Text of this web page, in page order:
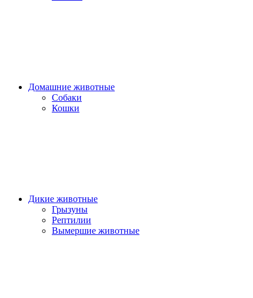
Домашние животные
Собаки
Кошки
Дикие животные
Грызуны
Рептилии
Вымершие животные